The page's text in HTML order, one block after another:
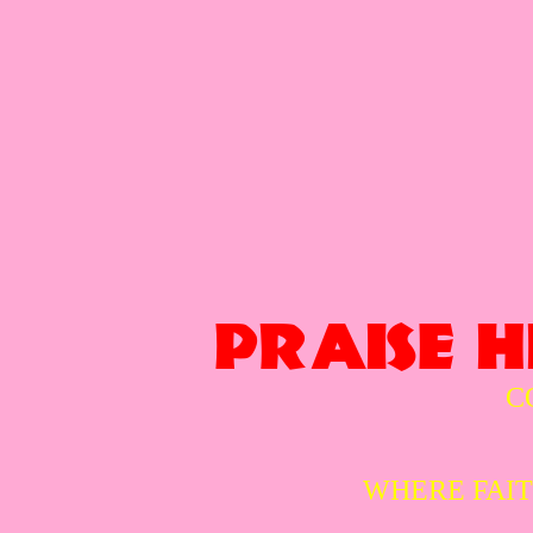
PRAISE
WHERE